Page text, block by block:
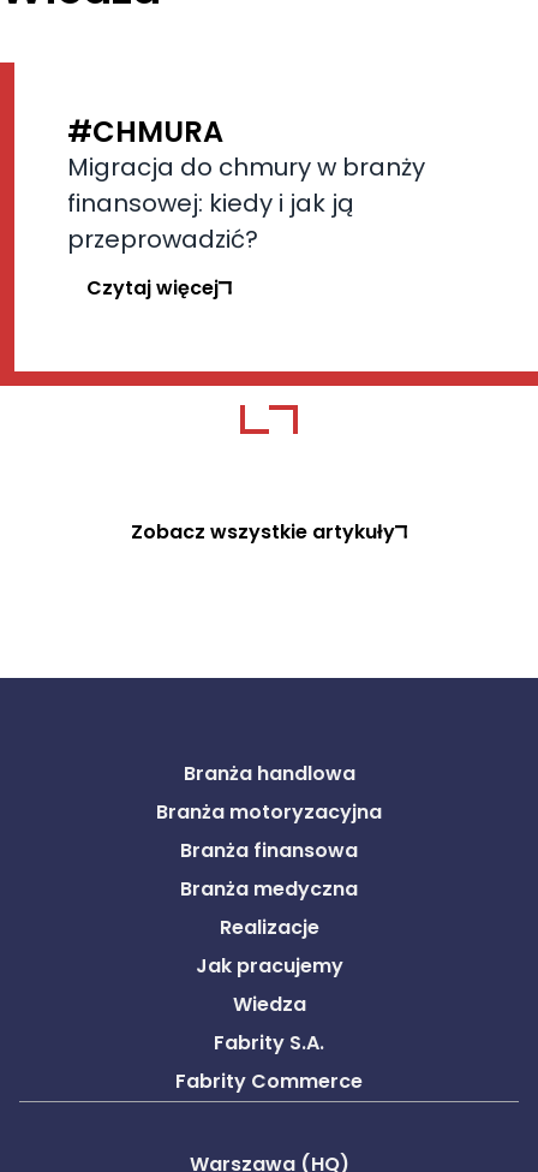
#CHMURA
Migracja do chmury w branży
finansowej: kiedy i jak ją
przeprowadzić?
Czytaj więcej
Zobacz wszystkie artykuły
Branża handlowa
Branża motoryzacyjna
Branża finansowa
Branża medyczna
Realizacje
Jak pracujemy
Wiedza
Fabrity S.A.
Fabrity Commerce
Warszawa (HQ)